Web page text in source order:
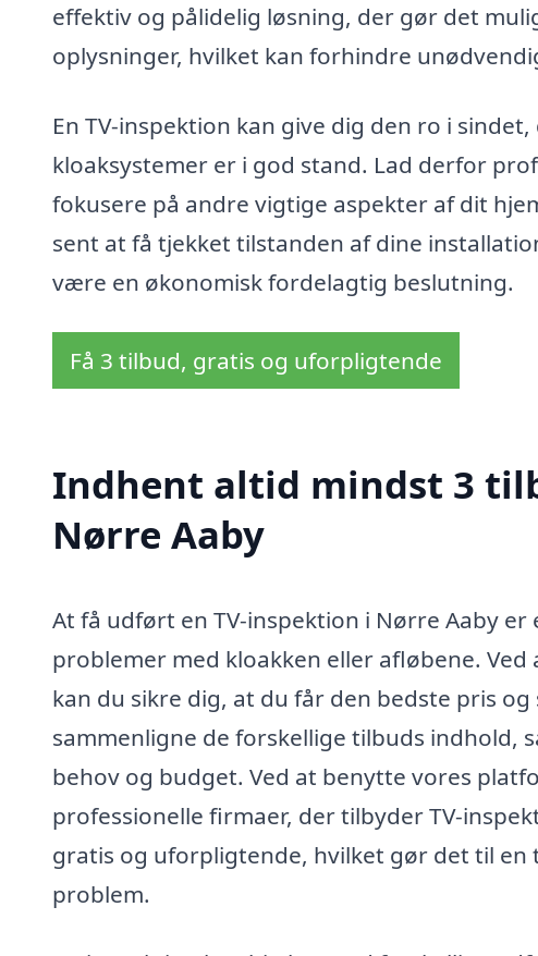
effektiv og pålidelig løsning, der gør det
oplysninger, hvilket kan forhindre
En TV-inspektion kan give dig den ro i
kloaksystemer er i god stand. Lad derfor
fokusere på andre vigtige aspekter af dit
sent at få tjekket tilstanden af dine
være en økonomisk fordelagtig beslutning.
Få 3 tilbud, gratis og uforpligtende
Indhent altid mindst 3
Nørre Aaby
At få udført en TV-inspektion i Nørre Aaby
problemer med kloakken eller afløbene.
kan du sikre dig, at du får den bedste pris
sammenligne de forskellige tilbuds indhold,
behov og budget. Ved at benytte vores
professionelle firmaer, der tilbyder TV-
gratis og uforpligtende, hvilket gør det til
problem.